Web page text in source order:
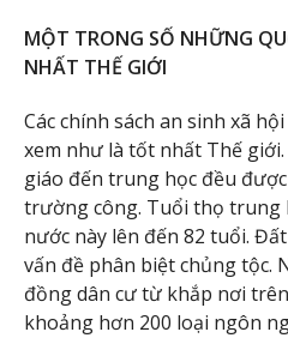
MỘT TRONG SỐ NHỮNG
NHẤT THẾ GIỚI
Các chính sách an sinh xã
xem như là tốt nhất Thế
giáo đến trung học đều
trường công. Tuổi thọ trung
nước này lên đến 82 tuổi.
vấn đề phân biệt chủng tộc.
đồng dân cư từ khắp nơi
khoảng hơn 200 loại ngôn